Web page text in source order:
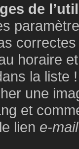
de
correctes
horaire
la liste !
une
et
lien e-mail